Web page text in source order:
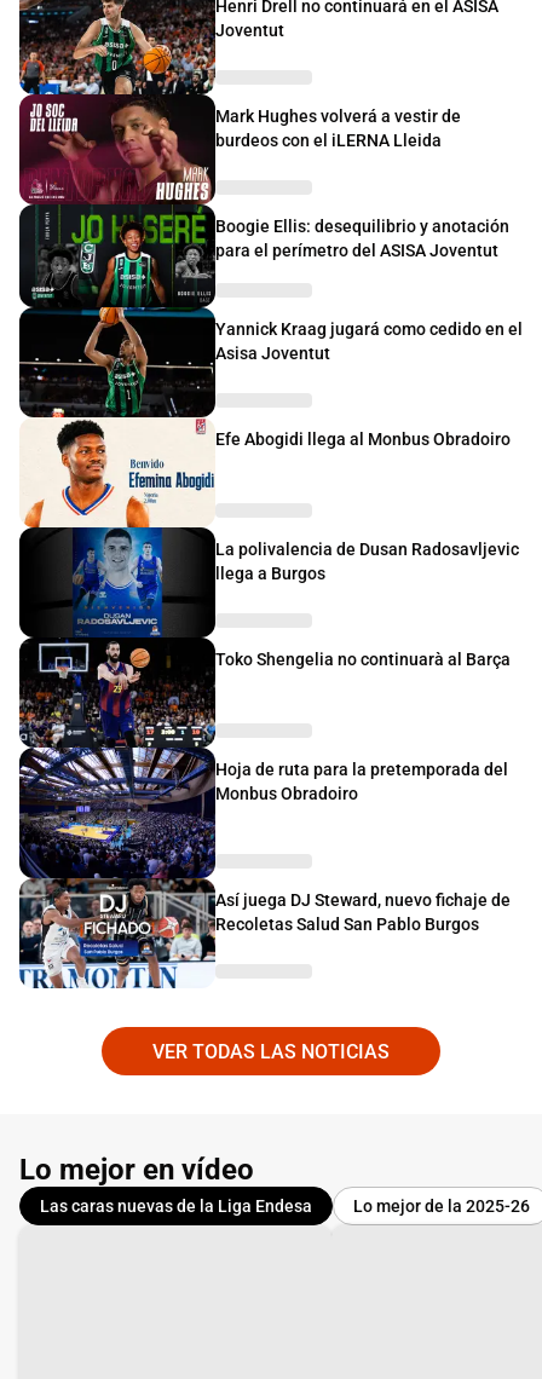
Henri Drell no continuará en el ASISA
Joventut
Mark Hughes volverá a vestir de
burdeos con el iLERNA Lleida
Boogie Ellis: desequilibrio y anotación
para el perímetro del ASISA Joventut
Yannick Kraag jugará como cedido en el
Asisa Joventut
Efe Abogidi llega al Monbus Obradoiro
La polivalencia de Dusan Radosavljevic
llega a Burgos
Toko Shengelia no continuarà al Barça
Hoja de ruta para la pretemporada del
Monbus Obradoiro
Así juega DJ Steward, nuevo fichaje de
Recoletas Salud San Pablo Burgos
VER TODAS LAS NOTICIAS
Lo mejor en vídeo
Las caras nuevas de la Liga Endesa Lo mejor de la 2025-26